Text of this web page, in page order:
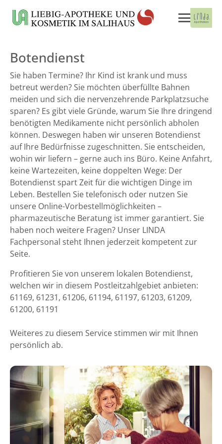
Botendienst
Sie haben Termine? Ihr Kind ist krank und muss
betreut werden? Sie möchten überfüllte Bahnen
meiden und sich die nervenzehrende Parkplatzsuche
sparen? Es gibt viele Gründe, warum Sie Ihre dringend
benötigten Medikamente nicht persönlich abholen
können. Deswegen haben wir unseren Botendienst
auf Ihre Bedürfnisse zugeschnitten. Sie entscheiden,
wohin wir liefern – gerne auch ins Büro. Keine Anfahrt,
keine Wartezeiten, keine doppelten Wege: Der
Botendienst spart Zeit für die wichtigen Dinge im
Leben. Bestellen Sie telefonisch oder nutzen Sie
unsere Online-Vorbestellmöglichkeiten –
pharmazeutische Beratung ist immer garantiert. Sie
haben noch weitere Fragen? Unser LINDA
Fachpersonal steht Ihnen jederzeit kompetent zur
Seite.
Profitieren Sie von unserem lokalen Botendienst,
welchen wir in diesem Postleitzahlgebiet anbieten:
61169, 61231, 61206, 61194, 61197, 61203, 61209,
61200, 61191
Weiteres zu diesem Service stimmen wir mit Ihnen
persönlich ab.